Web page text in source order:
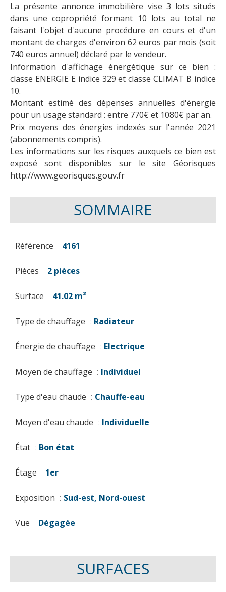
La présente annonce immobilière vise 3 lots situés
dans une copropriété formant 10 lots au total ne
faisant l'objet d'aucune procédure en cours et d'un
montant de charges d'environ 62 euros par mois (soit
740 euros annuel) déclaré par le vendeur.
Information d'affichage énergétique sur ce bien :
classe ENERGIE E indice 329 et classe CLIMAT B indice
10.
Montant estimé des dépenses annuelles d'énergie
pour un usage standard : entre 770€ et 1080€ par an.
Prix moyens des énergies indexés sur l'année 2021
(abonnements compris).
Les informations sur les risques auxquels ce bien est
exposé sont disponibles sur le site Géorisques
http://www.georisques.gouv.fr
SOMMAIRE
Référence 4161
Pièces 2 pièces
Surface 41.02 m²
Type de chauffage Radiateur
Énergie de chauffage Electrique
Moyen de chauffage Individuel
Type d'eau chaude Chauffe-eau
Moyen d'eau chaude Individuelle
État Bon état
Étage 1er
Exposition Sud-est, Nord-ouest
Vue Dégagée
SURFACES